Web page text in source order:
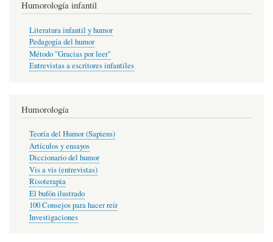
Humorología infantil
Literatura infantil y humor
Pedagogía del humor
Método "Gracias por leer"
Entrevistas a escritores infantiles
Humorología
Teoría del Humor (Sapiens)
Artículos y ensayos
Diccionario del humor
Vis a vis (entrevistas)
Risoterapia
El bufón ilustrado
100 Consejos para hacer reír
Investigaciones